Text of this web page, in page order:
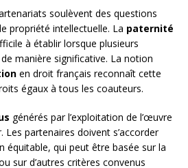
soulèvent des questions
propriété intellectuelle. La paternité
à établir lorsque plusieurs
manière significative. La notion
en droit français reconnaît cette
égaux à tous les coauteurs.
générés par l’exploitation de l’œuvre
partenaires doivent s’accorder
équitable, qui peut être basée sur la
sur d’autres critères convenus